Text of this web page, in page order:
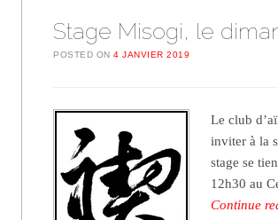
Stage Misogi, le
POSTED ON4 JANVIER 2019
Le club
inviter à la
stage se
12h30 au
Continue